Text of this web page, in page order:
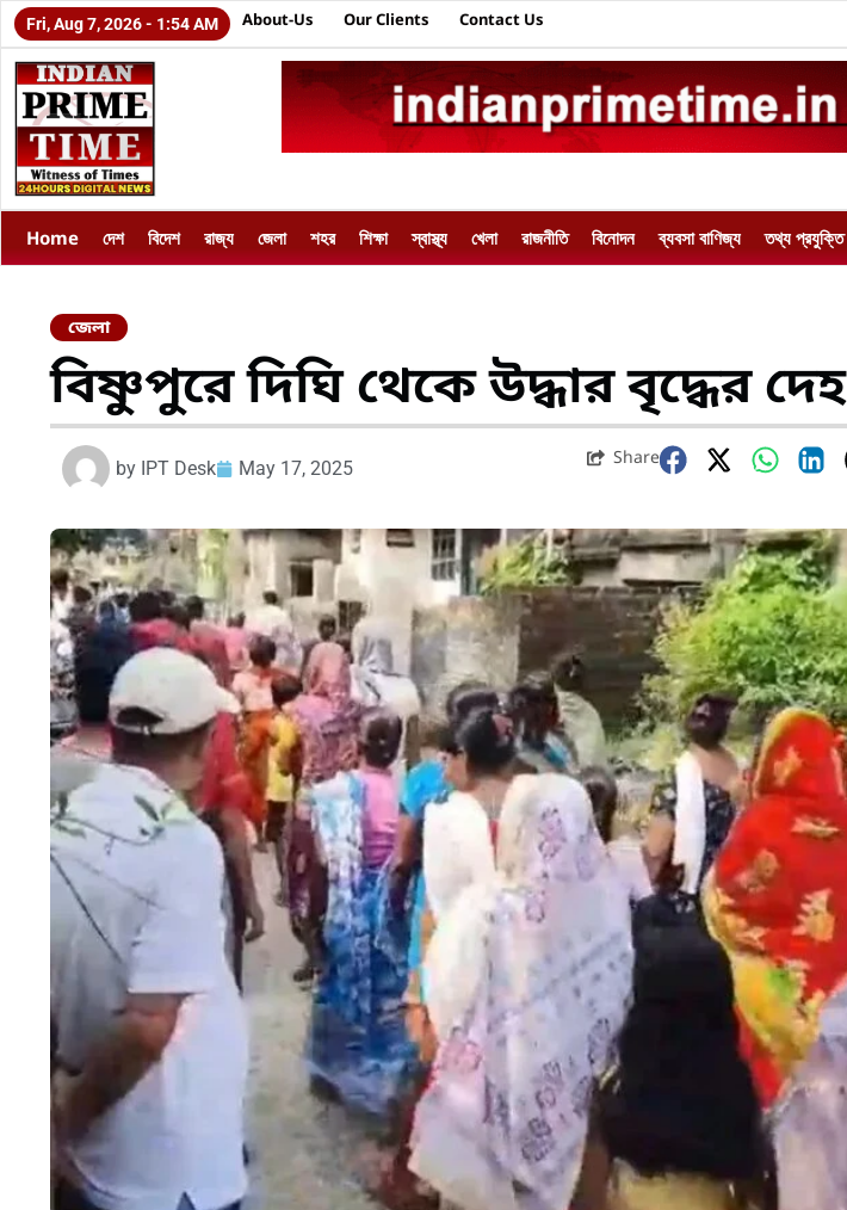
Fri, Aug 7, 2026 - 1:54 AM About-Us Our Clients Contact Us
Home দেশ বিদেশ রাজ্য জেলা শহর শিক্ষা স্বাস্থ্য খেলা রাজনীতি বিনোদন ব্যবসা বাণিজ্য তথ্য প্রযুক্তি
জেলা
বিষ্ণুপুরে দিঘি থেকে উদ্ধার বৃদ্ধের দেহ
by IPT Desk May 17, 2025
Share
HTML / JS Code